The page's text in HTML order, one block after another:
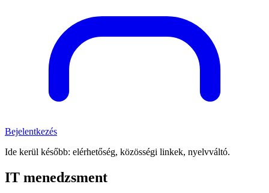
Bejelentkezés
Ide kerül később: elérhetőség, közösségi linkek, nyelvváltó.
IT menedzsment